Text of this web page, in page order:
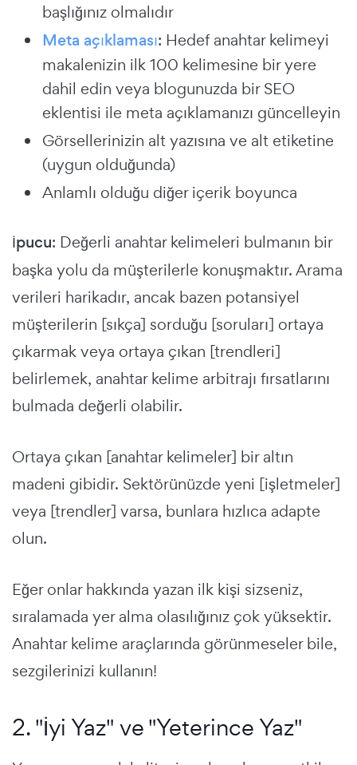
başlığınız olmalıdır
Meta açıklaması: Hedef anahtar kelimeyi
makalenizin ilk 100 kelimesine bir yere
dahil edin veya blogunuzda bir SEO
eklentisi ile meta açıklamanızı güncelleyin
Görsellerinizin alt yazısına ve alt etiketine
(uygun olduğunda)
Anlamlı olduğu diğer içerik boyunca
İpucu: Değerli anahtar kelimeleri bulmanın bir
başka yolu da müşterilerle konuşmaktır. Arama
verileri harikadır, ancak bazen potansiyel
müşterilerin [sıkça] sorduğu [soruları] ortaya
çıkarmak veya ortaya çıkan [trendleri]
belirlemek, anahtar kelime arbitrajı fırsatlarını
bulmada değerli olabilir.
Ortaya çıkan [anahtar kelimeler] bir altın
madeni gibidir. Sektörünüzde yeni [işletmeler]
veya [trendler] varsa, bunlara hızlıca adapte
olun.
Eğer onlar hakkında yazan ilk kişi sizseniz,
sıralamada yer alma olasılığınız çok yüksektir.
Anahtar kelime araçlarında görünmeseler bile,
sezgilerinizi kullanın!
2. "İyi Yaz" ve "Yeterince Yaz"